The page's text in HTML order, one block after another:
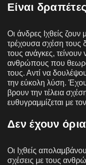
Είναι δραπέτες
Οι άνδρες Ιχθείς ζουν
τρέχουσα σχέση τους
τους ανάγκες,
ανθρώπους που
τους. Αντί να
την εύκολη λύση.
βρουν την τέλεια
ευθυγραμμίζεται με
Δεν έχουν όρια
Οι Ιχθείς
σχέσεις με τους